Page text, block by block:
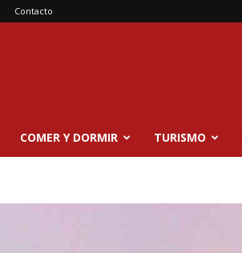
Contacto
COMER Y DORMIR TURISMO